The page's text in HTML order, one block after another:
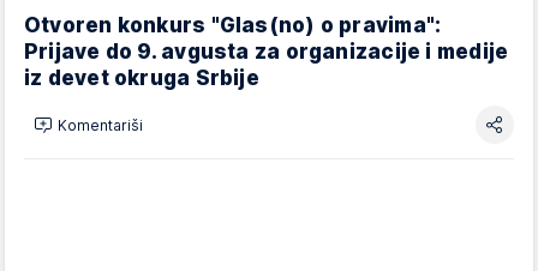
Otvoren konkurs "Glas(no) o pravima":
Prijave do 9. avgusta za organizacije i medije
iz devet okruga Srbije
Komentariši